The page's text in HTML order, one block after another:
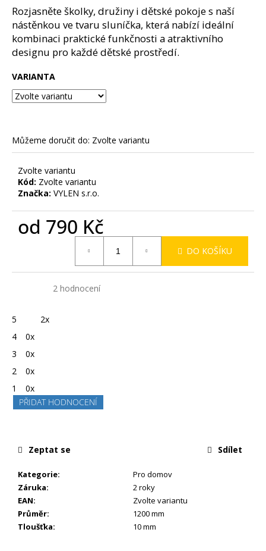
z
5
hvězdiček.
Rozjasněte školky, družiny i dětské pokoje s naší
nástěnkou ve tvaru sluníčka, která nabízí ideální
kombinaci praktické funkčnosti a atraktivního
designu pro každé dětské prostředí.
VARIANTA
Můžeme doručit do: Zvolte variantu
Zvolte variantu
Kód: Zvolte variantu
Značka: VYLEN s.r.o.
od 790 Kč
DO KOŠÍKU
Průměrné
2 hodnocení
5
2x
4
0x
3
0x
2
0x
1
0x
PŘIDAT HODNOCENÍ
Kategorie:
Pro domov
Záruka:
2 roky
EAN:
Zvolte variantu
Průměr:
1200 mm
Tloušťka: 10 mm
Zeptat se Sdílet
u
j
e
m